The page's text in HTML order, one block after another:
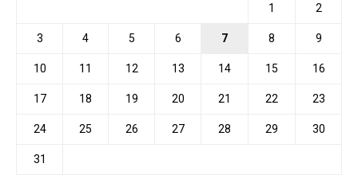
1 2
3 4 5 6 7 8 9
10 11 12 13 14 15 16
17 18 19 20 21 22 23
24 25 26 27 28 29 30
31